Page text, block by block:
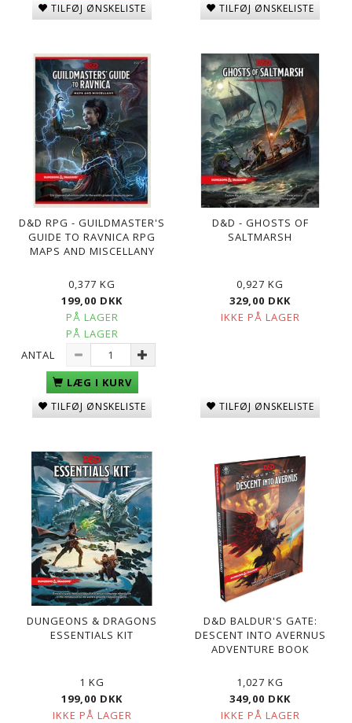
TILFØJ ØNSKELISTE TILFØJ ØNSKELISTE
D&D RPG - GUILDMASTER'S
GUIDE TO RAVNICA RPG
MAPS AND MISCELLANY
0,377 KG
199,00 DKK
PÅ LAGER
PÅ LAGER
ANTAL
LÆG I KURV
TILFØJ ØNSKELISTE
D&D - GHOSTS OF
SALTMARSH
0,927 KG
329,00 DKK
IKKE PÅ LAGER
TILFØJ ØNSKELISTE
DUNGEONS & DRAGONS
ESSENTIALS KIT
1 KG
199,00 DKK
IKKE PÅ LAGER
D&D BALDUR'S GATE:
DESCENT INTO AVERNUS
ADVENTURE BOOK
1,027 KG
349,00 DKK
IKKE PÅ LAGER